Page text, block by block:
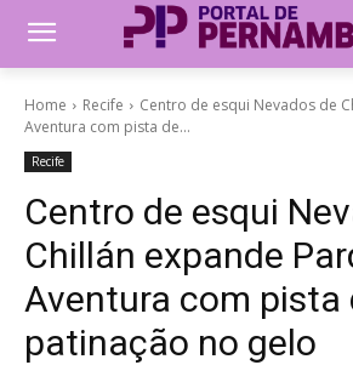
Home Recife
Centro de esqui Nevados de
Aventura com pista de...
Recife
Centro de esqui
Chillán expande
Aventura com pista
patinação no gelo